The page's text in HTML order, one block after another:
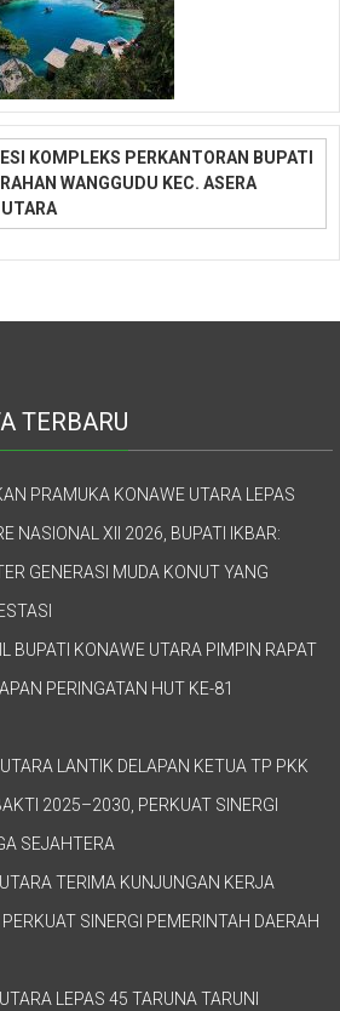
KOMPLEKS PERKANTORAN BUPATI
WANGGUDU KEC. ASERA
TERBARU
PRAMUKA KONAWE UTARA LEPAS
NASIONAL XII 2026, BUPATI IKBAR:
GENERASI MUDA KONUT YANG
BUPATI KONAWE UTARA PIMPIN RAPAT
PERINGATAN HUT KE-81
LANTIK DELAPAN KETUA TP PKK
2025–2030, PERKUAT SINERGI
SEJAHTERA
TERIMA KUNJUNGAN KERJA
SINERGI PEMERINTAH DAERAH
LEPAS 45 TARUNA TARUNI